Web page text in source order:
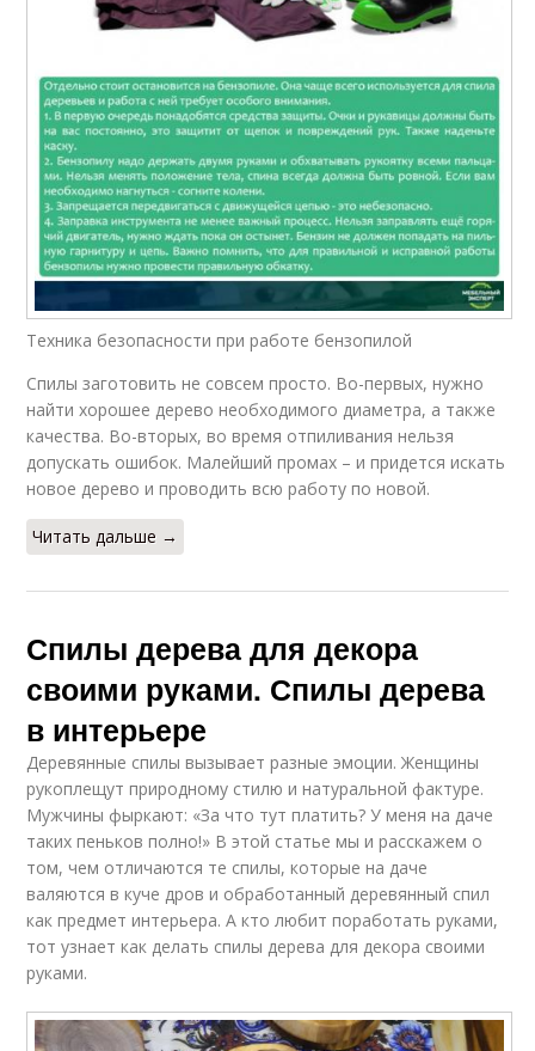
Техника безопасности при работе бензопилой
Спилы заготовить не совсем просто. Во-первых, нужно
найти хорошее дерево необходимого диаметра, а также
качества. Во-вторых, во время отпиливания нельзя
допускать ошибок. Малейший промах – и придется искать
новое дерево и проводить всю работу по новой.
Читать дальше →
Спилы дерева для декора
своими руками. Спилы дерева
в интерьере
Деревянные спилы вызывает разные эмоции. Женщины
рукоплещут природному стилю и натуральной фактуре.
Мужчины фыркают: «За что тут платить? У меня на даче
таких пеньков полно!» В этой статье мы и расскажем о
том, чем отличаются те спилы, которые на даче
валяются в куче дров и обработанный деревянный спил
как предмет интерьера. А кто любит поработать руками,
тот узнает как делать спилы дерева для декора своими
руками.